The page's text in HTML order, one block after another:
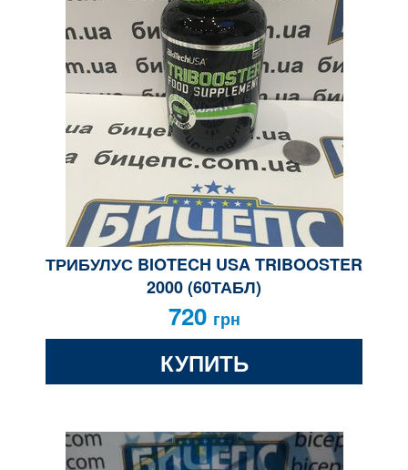
ТРИБУЛУС BIOTECH USA TRIBOOSTER
2000 (60ТАБЛ)
720 грн
КУПИТЬ